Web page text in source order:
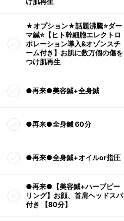
★オプション★話題沸騰⭐️ダー
マ鍼⭐️【ヒト幹細胞エレクトロ
ポレーション導入&オゾンスチ
ーム付き】お肌に数万個の傷を
つけ肌再生
●再来●美容鍼+全身鍼
●再来●全身鍼 60分
●再来●全身鍼+オイルor指圧
●再来●【美容鍼+ハーブピー
リング】お顔、首肩ヘッドスパ
付き 【80分】